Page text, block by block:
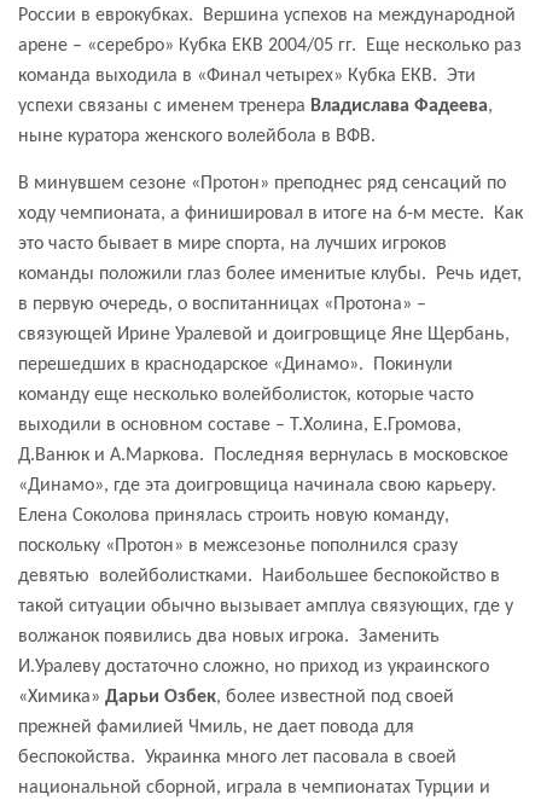
России в еврокубках.
Вершина успехов на международной
арене – «серебро» Кубка ЕКВ 2004/05 гг.
Еще несколько раз
команда выходила в «Финал четырех» Кубка ЕКВ. Эти
успехи связаны с именем тренера Владислава Фадеева,
ныне куратора женского волейбола в ВФВ.
В минувшем сезоне «Протон» преподнес ряд сенсаций по
ходу чемпионата, а финишировал в итоге на 6-м месте.
Как
это часто бывает в мире спорта, на лучших игроков
команды положили глаз более именитые клубы.
Речь идет,
в первую очередь, о воспитанницах «Протона» –
связующей Ирине Уралевой и доигровщице Яне Щербань,
перешедших в краснодарское «Динамо».
Покинули
команду еще несколько волейболисток, которые часто
выходили в основном составе – Т.Холина, Е.Громова,
Д.Ванюк и А.Маркова.
Последняя вернулась в московское
«Динамо», где эта доигровщица начинала свою карьеру.
Елена Соколова принялась строить новую команду,
поскольку «Протон» в межсезонье пополнился сразу
девятью
волейболистками.
Наибольшее беспокойство в
такой ситуации обычно вызывает амплуа связующих, где у
волжанок появились два новых игрока. Заменить
И.Уралеву достаточно сложно, но приход из украинского
«Химика» Дарьи Озбек, более известной под своей
прежней фамилией Чмиль, не дает повода для
беспокойства. Украинка много лет пасовала в своей
национальной сборной, играла в чемпионатах Турции и